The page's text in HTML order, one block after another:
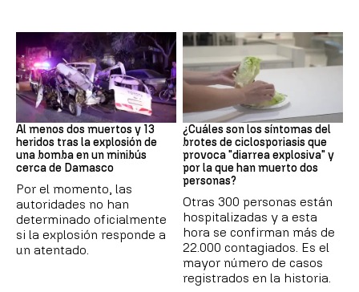
SIRIA
Al menos dos muertos y 13
heridos tras la explosión de
una bomba en un minibús
cerca de Damasco
Por el momento, las
autoridades no han
determinado oficialmente
si la explosión responde a
un atentado.
Brote
¿Cuáles son los síntomas del
brotes de ciclosporiasis que
provoca "diarrea explosiva" y
por la que han muerto dos
personas?
Otras 300 personas están
hospitalizadas y a esta
hora se confirman más de
22.000 contagiados. Es el
mayor número de casos
registrados en la historia.